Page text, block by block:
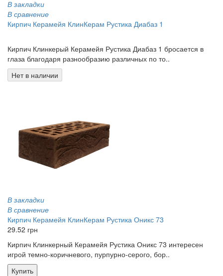
В закладки
В сравнение
Кирпич Керамейя КлинКерам Рустика Диабаз 1
Кирпич Клинкерый Керамейя Рустика Диабаз 1 бросается в
глаза благодаря разнообразию различных по то..
Нет в наличии
В закладки
В сравнение
Кирпич Керамейя КлинКерам Рустика Оникс 73
29.52 грн
Кирпич Клинкерный Керамейя Рустика Оникс 73 интересен
игрой темно-коричневого, пурпурно-серого, бор..
Купить